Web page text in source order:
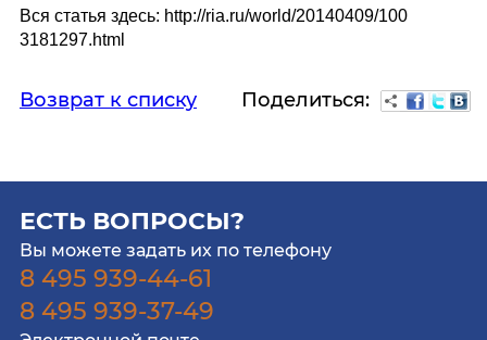
Вся статья здесь: http://ria.ru/world/20140409/100
3181297.html
Возврат к списку Поделиться:
ЕСТЬ ВОПРОСЫ?
Вы можете задать их по телефону
8 495 939-44-61
8 495 939-37-49